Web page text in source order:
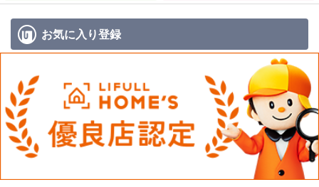
お気に入り登録